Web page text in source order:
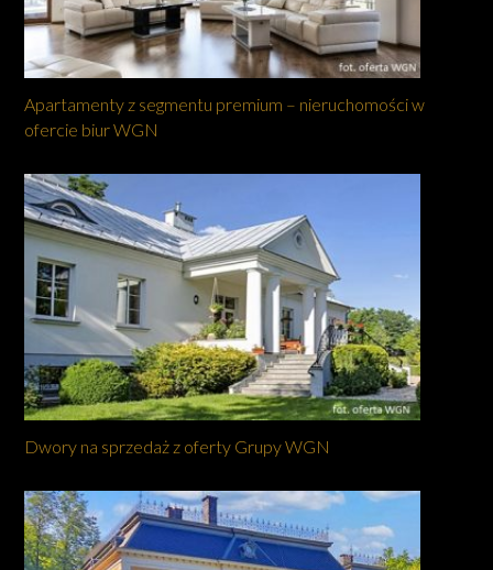
Apartamenty z segmentu premium – nieruchomości w
ofercie biur WGN
Dwory na sprzedaż z oferty Grupy WGN